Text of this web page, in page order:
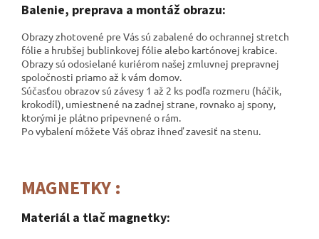
Balenie, preprava a montáž obrazu:
Obrazy zhotovené pre Vás sú zabalené do ochrannej stretch
fólie a hrubšej bublinkovej fólie alebo kartónovej krabice.
Obrazy sú odosielané kuriérom našej zmluvnej prepravnej
spoločnosti priamo až k vám domov.
Súčasťou obrazov sú závesy 1 až 2 ks podľa rozmeru (háčik,
krokodíl), umiestnené na zadnej strane, rovnako aj spony,
ktorými je plátno pripevnené o rám.
Po vybalení môžete Váš obraz ihneď zavesiť na stenu.
MAGNETKY :
Materiál a tlač magnetky: